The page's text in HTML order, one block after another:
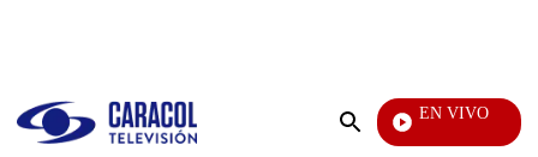
Enviar
EN VIVO